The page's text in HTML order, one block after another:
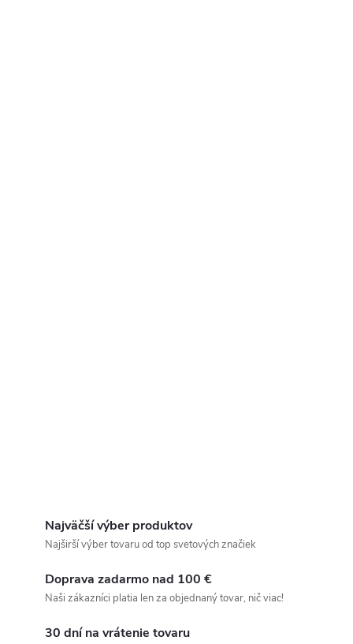
Najväčší výber produktov
Najširší výber tovaru od top svetových značiek
Doprava zadarmo nad 100 €
Naši zákazníci platia len za objednaný tovar, nič viac!
30 dní na vrátenie tovaru